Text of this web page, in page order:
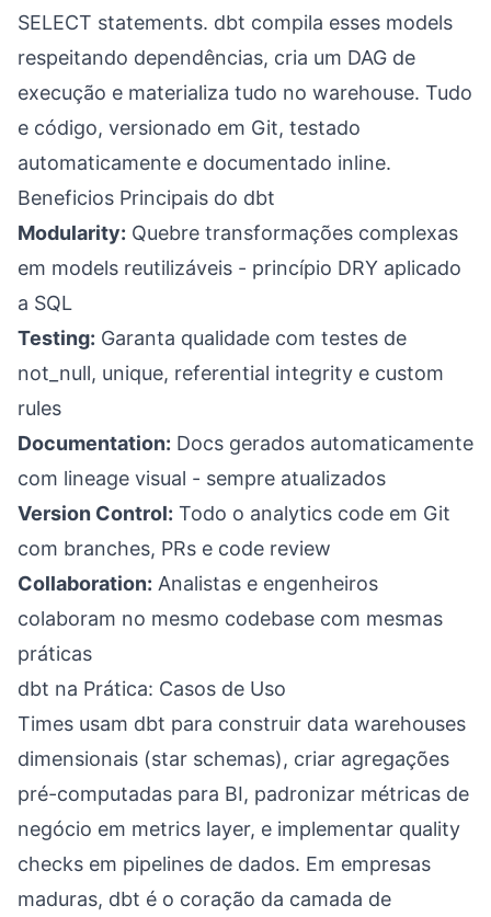
SELECT statements. dbt compila esses models
respeitando dependências, cria um DAG de
execução e materializa tudo no warehouse. Tudo
e código, versionado em Git, testado
automaticamente e documentado inline.
Beneficios Principais do dbt
Modularity: Quebre transformações complexas
em models reutilizáveis - princípio DRY aplicado
a SQL
Testing: Garanta qualidade com testes de
not_null, unique, referential integrity e custom
rules
Documentation: Docs gerados automaticamente
com lineage visual - sempre atualizados
Version Control: Todo o analytics code em Git
com branches, PRs e code review
Collaboration: Analistas e engenheiros
colaboram no mesmo codebase com mesmas
práticas
dbt na Prática: Casos de Uso
Times usam dbt para construir data warehouses
dimensionais (star schemas), criar agregações
pré-computadas para BI, padronizar métricas de
negócio em metrics layer, e implementar quality
checks em pipelines de dados. Em empresas
maduras, dbt é o coração da camada de